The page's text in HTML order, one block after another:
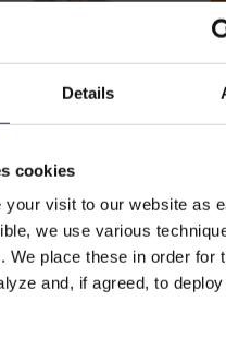
Details
cookies
your visit to our website as
we use various
We place these in order for
and, if agreed, to